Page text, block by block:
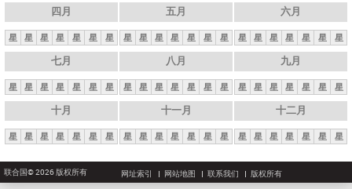
四月
星 星 星 星 星 星 星
五月
星 星 星 星 星 星 星
六月
星 星 星 星 星 星 星
七月
星 星 星 星 星 星 星
八月
星 星 星 星 星 星 星
九月
星 星 星 星 星 星 星
十月
星 星 星 星 星 星 星
十一月
星 星 星 星 星 星 星
十二月
星 星 星 星 星 星 星
联合国© 2026 版权所有 网址索引 网站地图 联系我们 版权所有